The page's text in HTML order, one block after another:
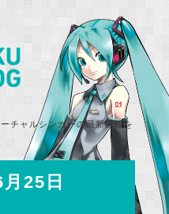
チャルシンガーの最新情報を
25日